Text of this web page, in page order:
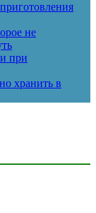
не
при
хранить в